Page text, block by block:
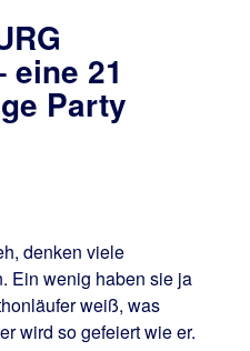
eine 21
Party
denken viele
Ein wenig haben sie ja
weiß, was
wird so gefeiert wie er.